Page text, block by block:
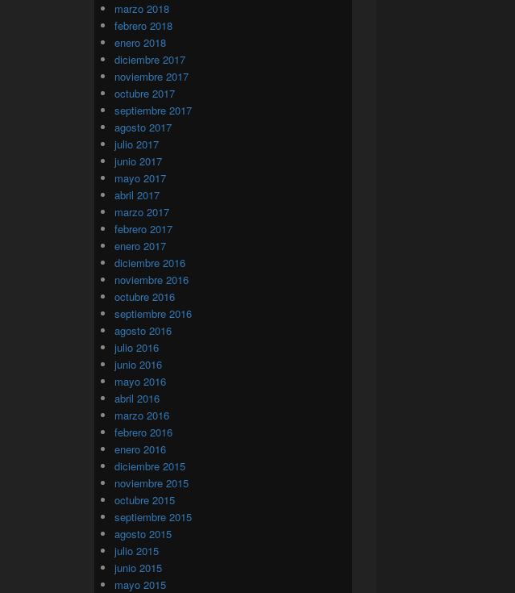
marzo 2018
febrero 2018
enero 2018
diciembre 2017
noviembre 2017
octubre 2017
septiembre 2017
agosto 2017
julio 2017
junio 2017
mayo 2017
abril 2017
marzo 2017
febrero 2017
enero 2017
diciembre 2016
noviembre 2016
octubre 2016
septiembre 2016
agosto 2016
julio 2016
junio 2016
mayo 2016
abril 2016
marzo 2016
febrero 2016
enero 2016
diciembre 2015
noviembre 2015
octubre 2015
septiembre 2015
agosto 2015
julio 2015
junio 2015
mayo 2015